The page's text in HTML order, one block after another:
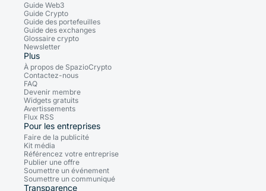
Guide Web3
Guide Crypto
Guide des portefeuilles
Guide des exchanges
Glossaire crypto
Newsletter
Plus
À propos de SpazioCrypto
Contactez-nous
FAQ
Devenir membre
Widgets gratuits
Avertissements
Flux RSS
Pour les entreprises
Faire de la publicité
Kit média
Référencez votre entreprise
Publier une offre
Soumettre un événement
Soumettre un communiqué
Transparence